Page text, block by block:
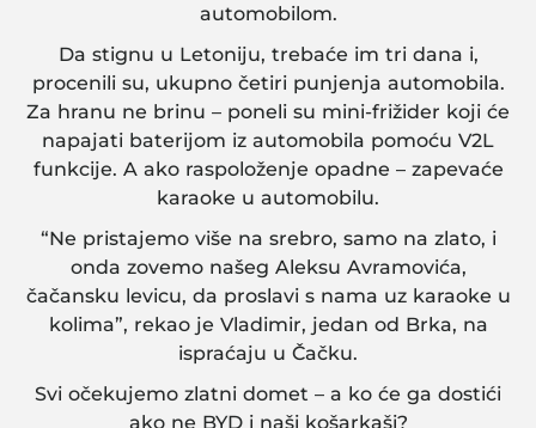
automobilom.
Da stignu u Letoniju, trebaće im tri dana i,
procenili su, ukupno četiri punjenja automobila.
Za hranu ne brinu – poneli su mini-frižider koji će
napajati baterijom iz automobila pomoću V2L
funkcije. A ako raspoloženje opadne – zapevaće
karaoke u automobilu.
“Ne pristajemo više na srebro, samo na zlato, i
onda zovemo našeg Aleksu Avramovića,
čačansku levicu, da proslavi s nama uz karaoke u
kolima”, rekao je Vladimir, jedan od Brka, na
ispraćaju u Čačku.
Svi očekujemo zlatni domet – a ko će ga dostići
ako ne BYD i naši košarkaši?